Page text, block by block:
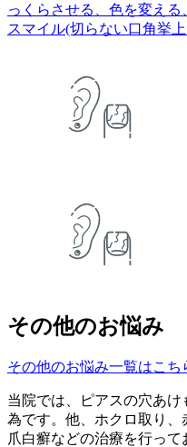
っくらさせる、色を変える
スマイル(切らない口角挙
その他のお悩み
その他のお悩み一覧はこち
当院では、ピアスの穴あ
為です。他、ホクロ取り、
爪白癬などの治療を行って